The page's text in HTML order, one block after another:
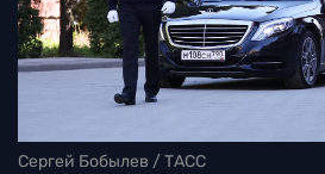
Сергей Бобылев / ТАСС